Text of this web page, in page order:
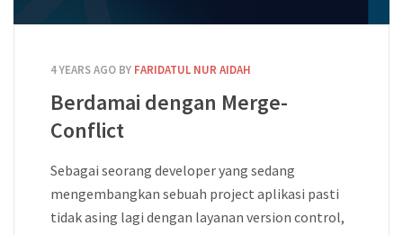
4 YEARS AGO BY FARIDATUL NUR AIDAH
Berdamai dengan Merge-
Conflict
Sebagai seorang developer yang sedang
mengembangkan sebuah project aplikasi pasti
tidak asing lagi dengan layanan version control,